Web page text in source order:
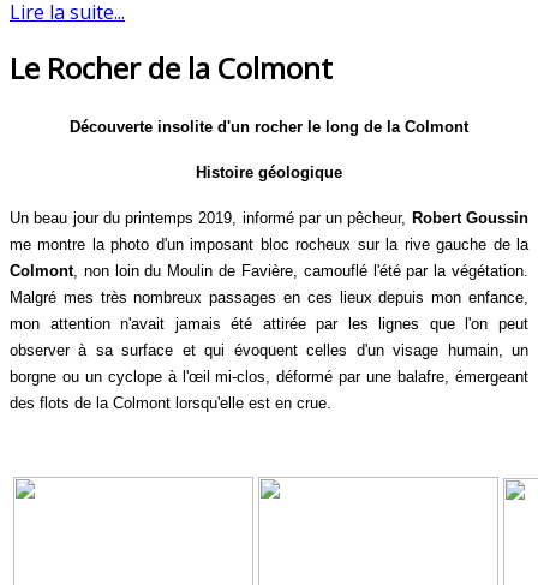
Lire la suite...
Le Rocher de la Colmont
Découverte insolite d'un rocher le long de la Colmont
Histoire géologique
Un beau jour du printemps 2019, informé par un pêcheur, Robert Goussin
me montre la photo d'un imposant bloc rocheux sur la rive gauche de la
Colmont, non loin du Moulin de Favière, camouflé l'été par la végétation.
Malgré mes très nombreux passages en ces lieux depuis mon enfance,
mon attention n'avait jamais été attirée par les lignes que l'on peut
observer à sa surface et qui évoquent celles d'un visage humain, un
borgne ou un cyclope à l'œil mi-clos, déformé par une balafre, émergeant
des flots de la Colmont lorsqu'elle est en crue.